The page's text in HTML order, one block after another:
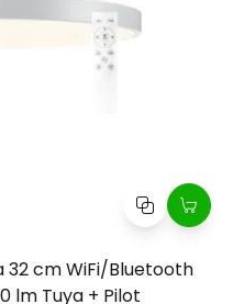
cm WiFi/Bluetooth
lm Tuya + Pilot